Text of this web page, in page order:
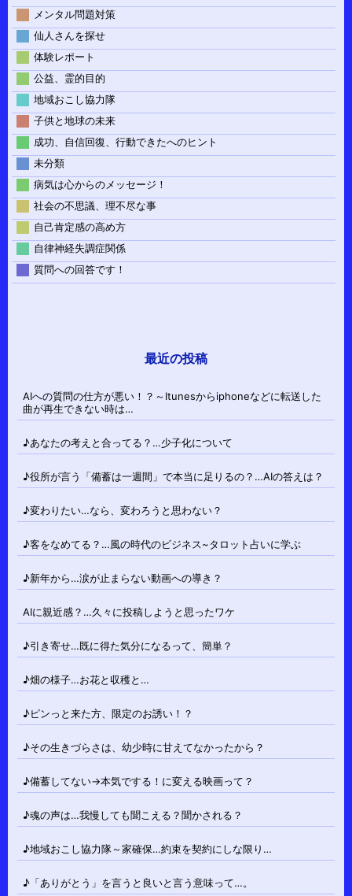
メンタル問題対策
仙人さんを探せ
体験レポート
公益、霊的目的
地域おこし協力隊
子供と地球の未来
成功、自信回復、行動できたへのヒント
未分類
病気は心からのメッセージ！
社会の不思議、理不尽な事
自己肯定感の高め方
自律神経失調症関係
質問への回答です！
最近の投稿
AIへの質問の仕方が悪い！？～Itunesからiphoneなどに転送した
曲が再生できない時は…
♪あなたの考えと合ってる？…少子化について
♪役所が言う「備蓄は一週間」で本当に足りるの？…AIの答えは？
♪変わりたい…なら、変わろうと思わない？
♪客をなめてる？…風の時代のビジネス~タロット占いに学ぶ
♪新年から…涙が止まらない動画への導き？
AIに親近感？…久々に投稿しようと思ったワケ
♪引き寄せ…既に得た気分になるって、簡単？
♪畑の様子…お花と収穫と…
♪ピンっと来た方、限定のお誘い！？
♪その生きづらさは、幼少時に甘えてなかったから？
♪備蓄してない→本気でする！に変える映画って？
♪魂の声は…我慢しても聞こえる？聞かされる？
♪地域おこし協力隊～家確保…約束を契約にしな限り…
♪「ありがとう」を言うと良いと言う意味って…。